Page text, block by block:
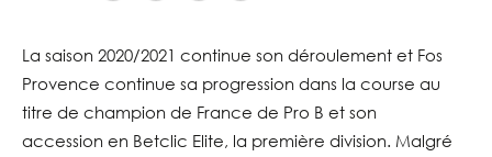
La saison 2020/2021 continue son déroulement et Fos
Provence continue sa progression dans la course au
titre de champion de France de Pro B et son
accession en Betclic Elite, la première division. Malgré